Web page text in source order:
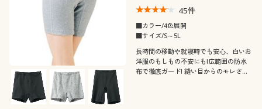
45件
■カラー/4色展開
■サイズ/S～5L
長時間の移動や就寝時でも安心、白いお
洋服のもしもの不安にも!広範囲の防水
布で徹底ガード! 縫い目からのモレさえ